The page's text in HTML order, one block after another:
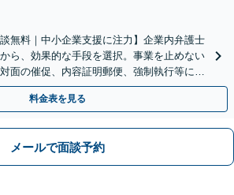
無料｜中小企業支援に注力】企業内弁護士
ら、効果的な手段を選択。事業を止めない
面の催促、内容証明郵便、強制執行等に精
相談を【オンライン面談◎】
料金表を見る
メールで面談予約